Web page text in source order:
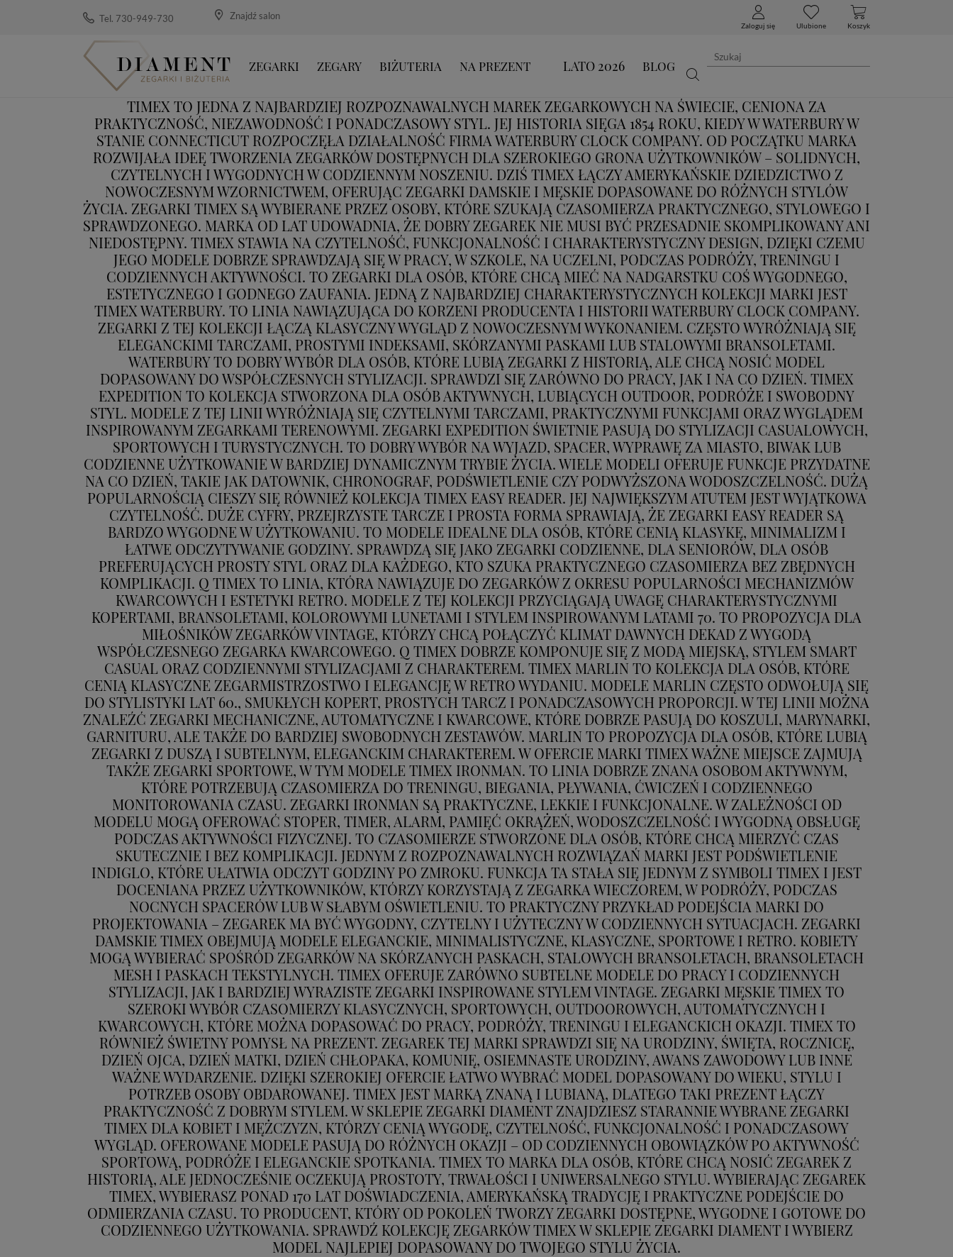
Tel. 730-949-730 Znajdź salon
Zaloguj się Ulubione Koszyk
ZEGARKI ZEGARY BIŻUTERIA NA PREZENT LATO 2026 BLOG
TIMEX TO JEDNA Z NAJBARDZIEJ ROZPOZNAWALNYCH MAREK ZEGARKOWYCH NA ŚWIECIE, CENIONA ZA
PRAKTYCZNOŚĆ, NIEZAWODNOŚĆ I PONADCZASOWY STYL. JEJ HISTORIA SIĘGA 1854 ROKU, KIEDY W WATERBURY W
STANIE CONNECTICUT ROZPOCZĘŁA DZIAŁALNOŚĆ FIRMA WATERBURY CLOCK COMPANY. OD POCZĄTKU MARKA
ROZWIJAŁA IDEĘ TWORZENIA ZEGARKÓW DOSTĘPNYCH DLA SZEROKIEGO GRONA UŻYTKOWNIKÓW – SOLIDNYCH,
CZYTELNYCH I WYGODNYCH W CODZIENNYM NOSZENIU. DZIŚ TIMEX ŁĄCZY AMERYKAŃSKIE DZIEDZICTWO Z
NOWOCZESNYM WZORNICTWEM, OFERUJĄC ZEGARKI DAMSKIE I MĘSKIE DOPASOWANE DO RÓŻNYCH STYLÓW
ŻYCIA. ZEGARKI TIMEX SĄ WYBIERANE PRZEZ OSOBY, KTÓRE SZUKAJĄ CZASOMIERZA PRAKTYCZNEGO, STYLOWEGO I
SPRAWDZONEGO. MARKA OD LAT UDOWADNIA, ŻE DOBRY ZEGAREK NIE MUSI BYĆ PRZESADNIE SKOMPLIKOWANY ANI
NIEDOSTĘPNY. TIMEX STAWIA NA CZYTELNOŚĆ, FUNKCJONALNOŚĆ I CHARAKTERYSTYCZNY DESIGN, DZIĘKI CZEMU
JEGO MODELE DOBRZE SPRAWDZAJĄ SIĘ W PRACY, W SZKOLE, NA UCZELNI, PODCZAS PODRÓŻY, TRENINGU I
CODZIENNYCH AKTYWNOŚCI. TO ZEGARKI DLA OSÓB, KTÓRE CHCĄ MIEĆ NA NADGARSTKU COŚ WYGODNEGO,
ESTETYCZNEGO I GODNEGO ZAUFANIA. JEDNĄ Z NAJBARDZIEJ CHARAKTERYSTYCZNYCH KOLEKCJI MARKI JEST
TIMEX WATERBURY. TO LINIA NAWIĄZUJĄCA DO KORZENI PRODUCENTA I HISTORII WATERBURY CLOCK COMPANY.
ZEGARKI Z TEJ KOLEKCJI ŁĄCZĄ KLASYCZNY WYGLĄD Z NOWOCZESNYM WYKONANIEM. CZĘSTO WYRÓŻNIAJĄ SIĘ
ELEGANCKIMI TARCZAMI, PROSTYMI INDEKSAMI, SKÓRZANYMI PASKAMI LUB STALOWYMI BRANSOLETAMI.
WATERBURY TO DOBRY WYBÓR DLA OSÓB, KTÓRE LUBIĄ ZEGARKI Z HISTORIĄ, ALE CHCĄ NOSIĆ MODEL
DOPASOWANY DO WSPÓŁCZESNYCH STYLIZACJI. SPRAWDZI SIĘ ZARÓWNO DO PRACY, JAK I NA CO DZIEŃ. TIMEX
EXPEDITION TO KOLEKCJA STWORZONA DLA OSÓB AKTYWNYCH, LUBIĄCYCH OUTDOOR, PODRÓŻE I SWOBODNY
STYL. MODELE Z TEJ LINII WYRÓŻNIAJĄ SIĘ CZYTELNYMI TARCZAMI, PRAKTYCZNYMI FUNKCJAMI ORAZ WYGLĄDEM
INSPIROWANYM ZEGARKAMI TERENOWYMI. ZEGARKI EXPEDITION ŚWIETNIE PASUJĄ DO STYLIZACJI CASUALOWYCH,
SPORTOWYCH I TURYSTYCZNYCH. TO DOBRY WYBÓR NA WYJAZD, SPACER, WYPRAWĘ ZA MIASTO, BIWAK LUB
CODZIENNE UŻYTKOWANIE W BARDZIEJ DYNAMICZNYM TRYBIE ŻYCIA. WIELE MODELI OFERUJE FUNKCJE PRZYDATNE
NA CO DZIEŃ, TAKIE JAK DATOWNIK, CHRONOGRAF, PODŚWIETLENIE CZY PODWYŻSZONA WODOSZCZELNOŚĆ. DUŻĄ
POPULARNOŚCIĄ CIESZY SIĘ RÓWNIEŻ KOLEKCJA TIMEX EASY READER. JEJ NAJWIĘKSZYM ATUTEM JEST WYJĄTKOWA
CZYTELNOŚĆ. DUŻE CYFRY, PRZEJRZYSTE TARCZE I PROSTA FORMA SPRAWIAJĄ, ŻE ZEGARKI EASY READER SĄ
BARDZO WYGODNE W UŻYTKOWANIU. TO MODELE IDEALNE DLA OSÓB, KTÓRE CENIĄ KLASYKĘ, MINIMALIZM I
ŁATWE ODCZYTYWANIE GODZINY. SPRAWDZĄ SIĘ JAKO ZEGARKI CODZIENNE, DLA SENIORÓW, DLA OSÓB
PREFERUJĄCYCH PROSTY STYL ORAZ DLA KAŻDEGO, KTO SZUKA PRAKTYCZNEGO CZASOMIERZA BEZ ZBĘDNYCH
KOMPLIKACJI. Q TIMEX TO LINIA, KTÓRA NAWIĄZUJE DO ZEGARKÓW Z OKRESU POPULARNOŚCI MECHANIZMÓW
KWARCOWYCH I ESTETYKI RETRO. MODELE Z TEJ KOLEKCJI PRZYCIĄGAJĄ UWAGĘ CHARAKTERYSTYCZNYMI
KOPERTAMI, BRANSOLETAMI, KOLOROWYMI LUNETAMI I STYLEM INSPIROWANYM LATAMI 70. TO PROPOZYCJA DLA
MIŁOŚNIKÓW ZEGARKÓW VINTAGE, KTÓRZY CHCĄ POŁĄCZYĆ KLIMAT DAWNYCH DEKAD Z WYGODĄ
WSPÓŁCZESNEGO ZEGARKA KWARCOWEGO. Q TIMEX DOBRZE KOMPONUJE SIĘ Z MODĄ MIEJSKĄ, STYLEM SMART
CASUAL ORAZ CODZIENNYMI STYLIZACJAMI Z CHARAKTEREM. TIMEX MARLIN TO KOLEKCJA DLA OSÓB, KTÓRE
CENIĄ KLASYCZNE ZEGARMISTRZOSTWO I ELEGANCJĘ W RETRO WYDANIU. MODELE MARLIN CZĘSTO ODWOŁUJĄ SIĘ
DO STYLISTYKI LAT 60., SMUKŁYCH KOPERT, PROSTYCH TARCZ I PONADCZASOWYCH PROPORCJI. W TEJ LINII MOŻNA
ZNALEŹĆ ZEGARKI MECHANICZNE, AUTOMATYCZNE I KWARCOWE, KTÓRE DOBRZE PASUJĄ DO KOSZULI, MARYNARKI,
GARNITURU, ALE TAKŻE DO BARDZIEJ SWOBODNYCH ZESTAWÓW. MARLIN TO PROPOZYCJA DLA OSÓB, KTÓRE LUBIĄ
ZEGARKI Z DUSZĄ I SUBTELNYM, ELEGANCKIM CHARAKTEREM. W OFERCIE MARKI TIMEX WAŻNE MIEJSCE ZAJMUJĄ
TAKŻE ZEGARKI SPORTOWE, W TYM MODELE TIMEX IRONMAN. TO LINIA DOBRZE ZNANA OSOBOM AKTYWNYM,
KTÓRE POTRZEBUJĄ CZASOMIERZA DO TRENINGU, BIEGANIA, PŁYWANIA, ĆWICZEŃ I CODZIENNEGO
MONITOROWANIA CZASU. ZEGARKI IRONMAN SĄ PRAKTYCZNE, LEKKIE I FUNKCJONALNE. W ZALEŻNOŚCI OD
MODELU MOGĄ OFEROWAĆ STOPER, TIMER, ALARM, PAMIĘĆ OKRĄŻEŃ, WODOSZCZELNOŚĆ I WYGODNĄ OBSŁUGĘ
PODCZAS AKTYWNOŚCI FIZYCZNEJ. TO CZASOMIERZE STWORZONE DLA OSÓB, KTÓRE CHCĄ MIERZYĆ CZAS
SKUTECZNIE I BEZ KOMPLIKACJI. JEDNYM Z ROZPOZNAWALNYCH ROZWIĄZAŃ MARKI JEST PODŚWIETLENIE
INDIGLO, KTÓRE UŁATWIA ODCZYT GODZINY PO ZMROKU. FUNKCJA TA STAŁA SIĘ JEDNYM Z SYMBOLI TIMEX I JEST
DOCENIANA PRZEZ UŻYTKOWNIKÓW, KTÓRZY KORZYSTAJĄ Z ZEGARKA WIECZOREM, W PODRÓŻY, PODCZAS
NOCNYCH SPACERÓW LUB W SŁABYM OŚWIETLENIU. TO PRAKTYCZNY PRZYKŁAD PODEJŚCIA MARKI DO
PROJEKTOWANIA – ZEGAREK MA BYĆ WYGODNY, CZYTELNY I UŻYTECZNY W CODZIENNYCH SYTUACJACH. ZEGARKI
DAMSKIE TIMEX OBEJMUJĄ MODELE ELEGANCKIE, MINIMALISTYCZNE, KLASYCZNE, SPORTOWE I RETRO. KOBIETY
MOGĄ WYBIERAĆ SPOŚRÓD ZEGARKÓW NA SKÓRZANYCH PASKACH, STALOWYCH BRANSOLETACH, BRANSOLETACH
MESH I PASKACH TEKSTYLNYCH. TIMEX OFERUJE ZARÓWNO SUBTELNE MODELE DO PRACY I CODZIENNYCH
STYLIZACJI, JAK I BARDZIEJ WYRAZISTE ZEGARKI INSPIROWANE STYLEM VINTAGE. ZEGARKI MĘSKIE TIMEX TO
SZEROKI WYBÓR CZASOMIERZY KLASYCZNYCH, SPORTOWYCH, OUTDOOROWYCH, AUTOMATYCZNYCH I
KWARCOWYCH, KTÓRE MOŻNA DOPASOWAĆ DO PRACY, PODRÓŻY, TRENINGU I ELEGANCKICH OKAZJI. TIMEX TO
RÓWNIEŻ ŚWIETNY POMYSŁ NA PREZENT. ZEGAREK TEJ MARKI SPRAWDZI SIĘ NA URODZINY, ŚWIĘTA, ROCZNICĘ,
DZIEŃ OJCA, DZIEŃ MATKI, DZIEŃ CHŁOPAKA, KOMUNIĘ, OSIEMNASTE URODZINY, AWANS ZAWODOWY LUB INNE
WAŻNE WYDARZENIE. DZIĘKI SZEROKIEJ OFERCIE ŁATWO WYBRAĆ MODEL DOPASOWANY DO WIEKU, STYLU I
POTRZEB OSOBY OBDAROWANEJ. TIMEX JEST MARKĄ ZNANĄ I LUBIANĄ, DLATEGO TAKI PREZENT ŁĄCZY
PRAKTYCZNOŚĆ Z DOBRYM STYLEM. W SKLEPIE ZEGARKI DIAMENT ZNAJDZIESZ STARANNIE WYBRANE ZEGARKI
TIMEX DLA KOBIET I MĘŻCZYZN, KTÓRZY CENIĄ WYGODĘ, CZYTELNOŚĆ, FUNKCJONALNOŚĆ I PONADCZASOWY
WYGLĄD. OFEROWANE MODELE PASUJĄ DO RÓŻNYCH OKAZJI – OD CODZIENNYCH OBOWIĄZKÓW PO AKTYWNOŚĆ
SPORTOWĄ, PODRÓŻE I ELEGANCKIE SPOTKANIA. TIMEX TO MARKA DLA OSÓB, KTÓRE CHCĄ NOSIĆ ZEGAREK Z
HISTORIĄ, ALE JEDNOCZEŚNIE OCZEKUJĄ PROSTOTY, TRWAŁOŚCI I UNIWERSALNEGO STYLU. WYBIERAJĄC ZEGAREK
TIMEX, WYBIERASZ PONAD 170 LAT DOŚWIADCZENIA, AMERYKAŃSKĄ TRADYCJĘ I PRAKTYCZNE PODEJŚCIE DO
ODMIERZANIA CZASU. TO PRODUCENT, KTÓRY OD POKOLEŃ TWORZY ZEGARKI DOSTĘPNE, WYGODNE I GOTOWE DO
CODZIENNEGO UŻYTKOWANIA. SPRAWDŹ KOLEKCJĘ ZEGARKÓW TIMEX W SKLEPIE ZEGARKI DIAMENT I WYBIERZ
MODEL NAJLEPIEJ DOPASOWANY DO TWOJEGO STYLU ŻYCIA.